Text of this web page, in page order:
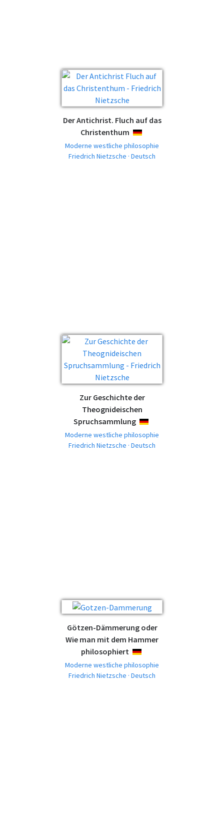
Der Antichrist. Fluch auf das
Christenthum
DEUTSCH
Moderne westliche philosophie
Friedrich Nietzsche · Deutsch
Zur Geschichte der
Theognideischen
Spruchsammlung DEUTSCH
Moderne westliche philosophie
Friedrich Nietzsche · Deutsch
Götzen-Dämmerung oder
Wie man mit dem Hammer
philosophiert
DEUTSCH
Moderne westliche philosophie
Friedrich Nietzsche · Deutsch